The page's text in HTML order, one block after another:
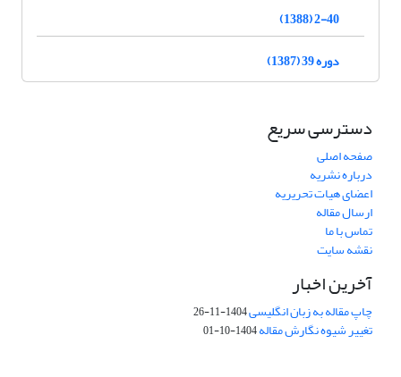
2-40 (1388)
دوره 39 (1387)
دسترسی سریع
صفحه اصلی
درباره نشریه
اعضای هیات تحریریه
ارسال مقاله
تماس با ما
نقشه سایت
آخرین اخبار
چاپ مقاله به زبان انگلیسی1404-11-26
تغییر شیوه نگارش مقاله1404-10-01